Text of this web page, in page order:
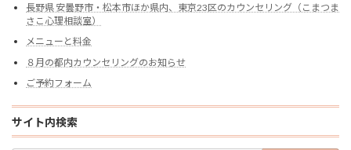
長野県 安曇野市・松本市ほか県内、東京23区のカウンセリング（こまつま
さこ心理相談室）
メニューと料金
８月の都内カウンセリングのお知らせ
ご予約フォーム
サイト内検索